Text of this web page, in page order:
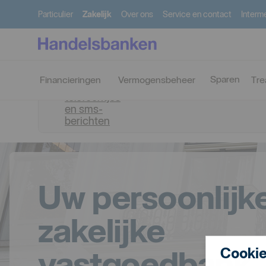
Particulier Zakelijk Over ons Service en contact
Financieringen Vermogensbeheer Sparen
frauduleuze
en sms-
berichten
Uw
zakelijke